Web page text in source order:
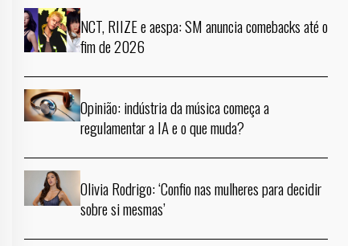
NCT, RIIZE e aespa: SM anuncia comebacks até o
fim de 2026
Opinião: indústria da música começa a
regulamentar a IA e o que muda?
Olivia Rodrigo: ‘Confio nas mulheres para decidir
sobre si mesmas’